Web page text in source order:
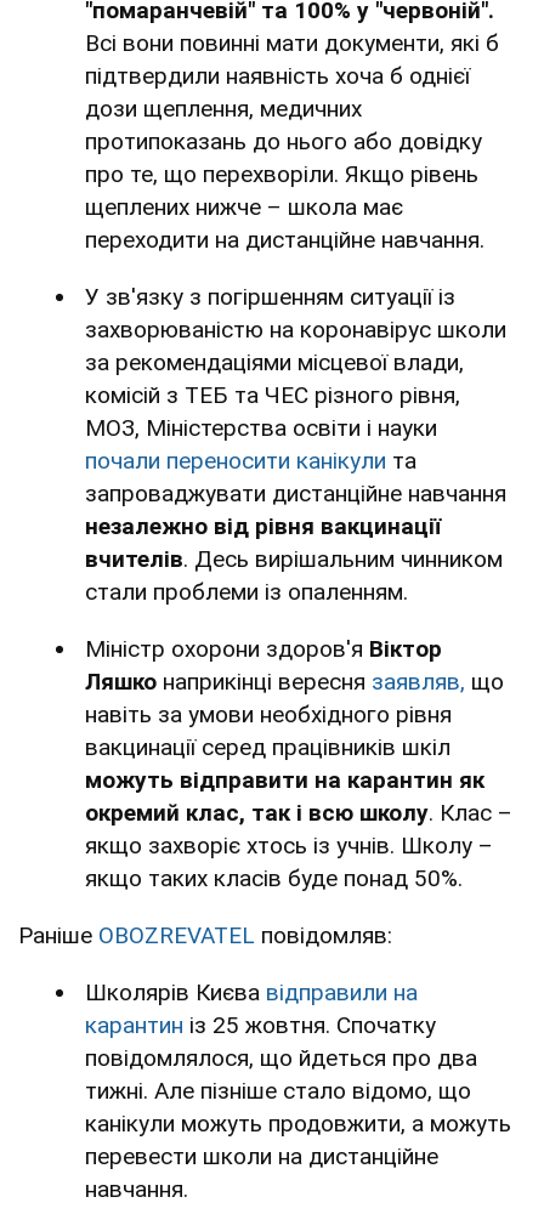
"помаранчевій" та 100% у "червоній".
Всі вони повинні мати документи, які б
підтвердили наявність хоча б однієї
дози щеплення, медичних
протипоказань до нього або довідку
про те, що перехворіли. Якщо рівень
щеплених нижче – школа має
переходити на дистанційне навчання.
У зв'язку з погіршенням ситуації із
захворюваністю на коронавірус школи
за рекомендаціями місцевої влади,
комісій з ТЕБ та ЧЕС різного рівня,
МОЗ, Міністерства освіти і науки
почали переносити канікули та
запроваджувати дистанційне навчання
незалежно від рівня вакцинації
вчителів. Десь вирішальним чинником
стали проблеми із опаленням.
Міністр охорони здоров'я Віктор
Ляшко наприкінці вересня заявляв, що
навіть за умови необхідного рівня
вакцинації серед працівників шкіл
можуть відправити на карантин як
окремий клас, так і всю школу. Клас –
якщо захворіє хтось із учнів. Школу –
якщо таких класів буде понад 50%.
Раніше OBOZREVATEL повідомляв:
Школярів Києва відправили на
карантин із 25 жовтня. Спочатку
повідомлялося, що йдеться про два
тижні. Але пізніше стало відомо, що
канікули можуть продовжити, а можуть
перевести школи на дистанційне
навчання.